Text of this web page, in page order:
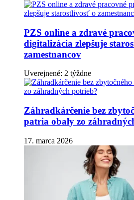
PZS online a zdravé
digitalizácia zlepšuje
zamestnancov
Uverejnené: 2 týždne
Záhradkárčenie bez
patria obaly zo
17. marca 2026